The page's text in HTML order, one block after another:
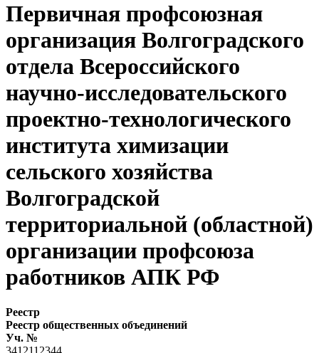
Первичная профсоюзная
организация Волгоградского
отдела Всероссийского
научно-исследовательского
проектно-технологического
института химизации
сельского хозяйства
Волгоградской
территориальной (областной)
организации профсоюза
работников АПК РФ
Реестр
Реестр общественных объединений
Уч. №
3412112344